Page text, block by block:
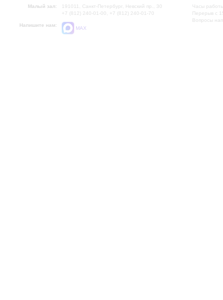
Малый зал:
191011, Санкт-Петербург, Невский пр., 30
+7 (812) 240-01-00, +7 (812) 240-01-70
Напишите нам:
MAX
Часы
Перерыв с
Вопросы